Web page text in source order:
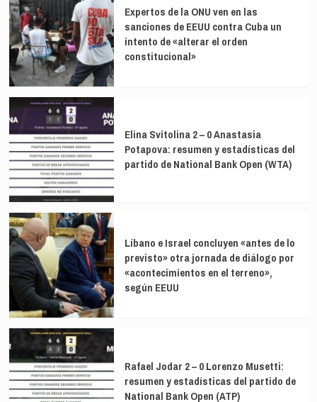
Expertos de la ONU ven en las
sanciones de EEUU contra Cuba un
intento de «alterar el orden
constitucional»
Elina Svitolina 2 – 0 Anastasia
Potapova: resumen y estadísticas del
partido de National Bank Open (WTA)
Líbano e Israel concluyen «antes de lo
previsto» otra jornada de diálogo por
«acontecimientos en el terreno»,
según EEUU
Rafael Jodar 2 – 0 Lorenzo Musetti:
resumen y estadísticas del partido de
National Bank Open (ATP)